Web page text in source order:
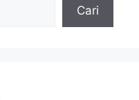
Cari